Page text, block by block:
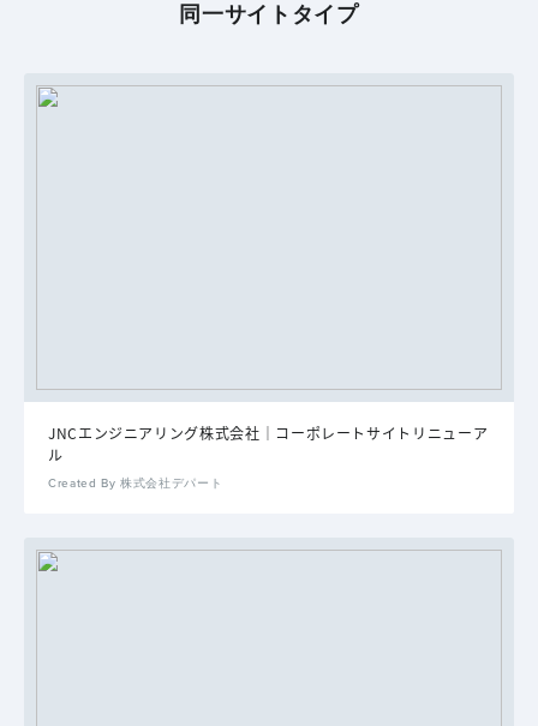
同一サイトタイプ
JNCエンジニアリング株式会社｜コーポレートサイトリニューア
ル
Created By 株式会社デパート